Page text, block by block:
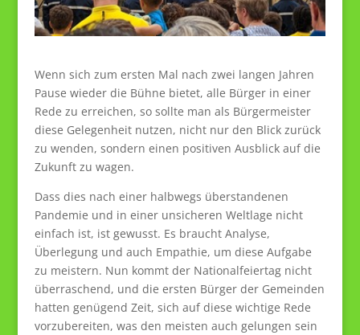
Wenn sich zum ersten Mal nach zwei langen Jahren
Pause wieder die Bühne bietet, alle Bürger in einer
Rede zu erreichen, so sollte man als Bürgermeister
diese Gelegenheit nutzen, nicht nur den Blick zurück
zu wenden, sondern einen positiven Ausblick auf die
Zukunft zu wagen.
Dass dies nach einer halbwegs überstandenen
Pandemie und in einer unsicheren Weltlage nicht
einfach ist, ist gewusst. Es braucht Analyse,
Überlegung und auch Empathie, um diese Aufgabe
zu meistern. Nun kommt der Nationalfeiertag nicht
überraschend, und die ersten Bürger der Gemeinden
hatten genügend Zeit, sich auf diese wichtige Rede
vorzubereiten, was den meisten auch gelungen sein